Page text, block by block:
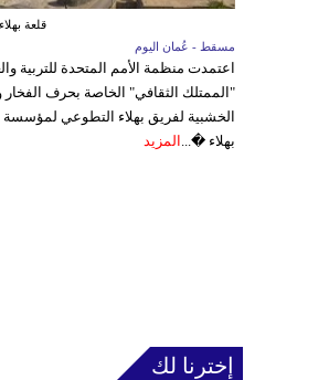
قلعة بهلاء
مسقط - عُمان اليوم
اعتمدت منظمة الأمم المتحدة للتربية
"الممتلك الثقافي" الخاصة بحرف
الخشبية لفريق بهلاء التطوعي لمؤسسة
بهلاء �... المزيد
إخترنا لك